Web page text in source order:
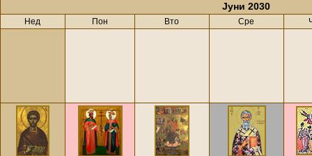
Јуни 2030
Нед Пон Вто Сре